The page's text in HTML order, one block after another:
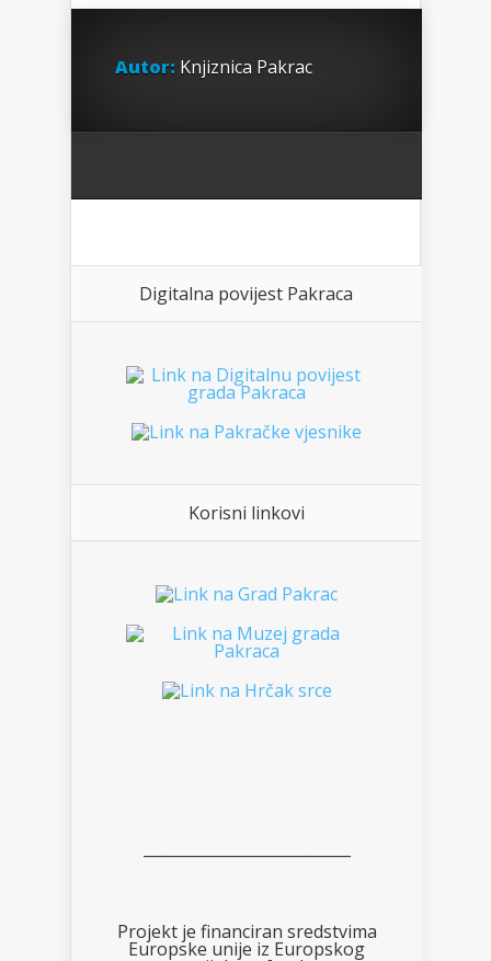
Autor: Knjiznica Pakrac
Digitalna povijest Pakraca
Korisni linkovi
Projekt je financiran sredstvima
Europske unije iz Europskog